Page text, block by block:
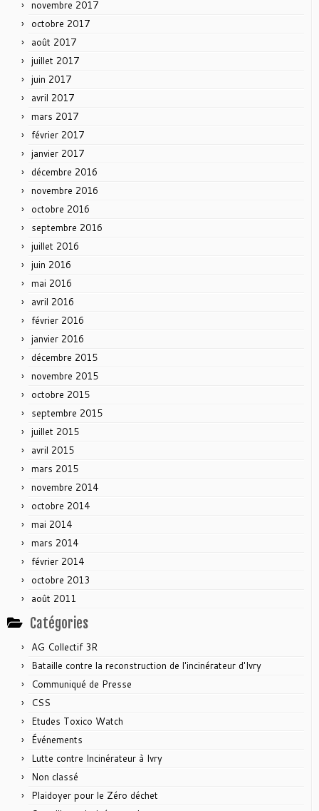
novembre 2017
octobre 2017
août 2017
juillet 2017
juin 2017
avril 2017
mars 2017
février 2017
janvier 2017
décembre 2016
novembre 2016
octobre 2016
septembre 2016
juillet 2016
juin 2016
mai 2016
avril 2016
février 2016
janvier 2016
décembre 2015
novembre 2015
octobre 2015
septembre 2015
juillet 2015
avril 2015
mars 2015
novembre 2014
octobre 2014
mai 2014
mars 2014
février 2014
octobre 2013
août 2011
Catégories
AG Collectif 3R
Bataille contre la reconstruction de l'incinérateur d'Ivry
Communiqué de Presse
CSS
Etudes Toxico Watch
Événements
Lutte contre Incinérateur à Ivry
Non classé
Plaidoyer pour le Zéro déchet